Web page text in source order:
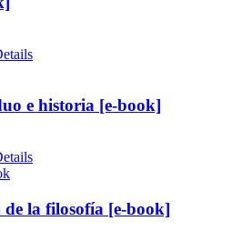
elegir
e historia [e-book]
la filosofía [e-book]